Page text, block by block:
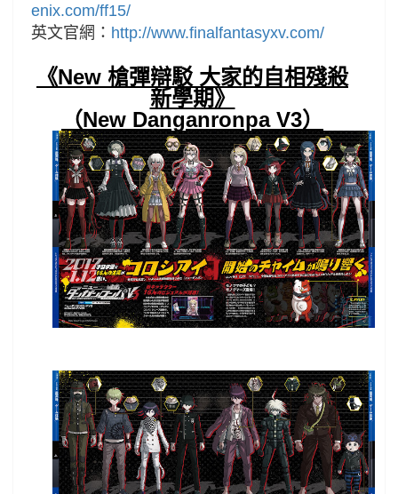
enix.com/ff15/
英文官網： http://www.finalfantasyxv.com/
《New 槍彈辯駁 大家的自相殘殺
新學期》
（New Danganronpa V3）